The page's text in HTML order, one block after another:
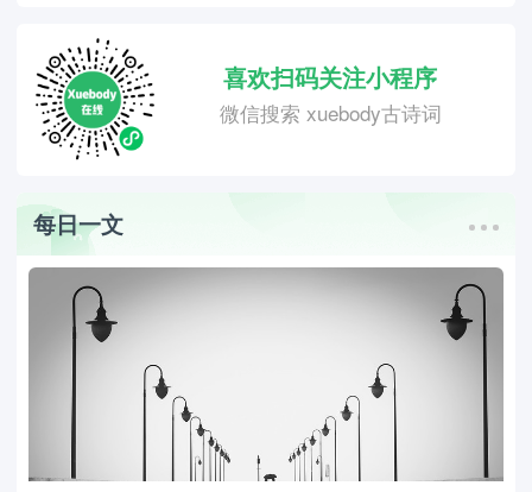
喜欢扫码关注小程序
微信搜索 xuebody古诗词
每日一文